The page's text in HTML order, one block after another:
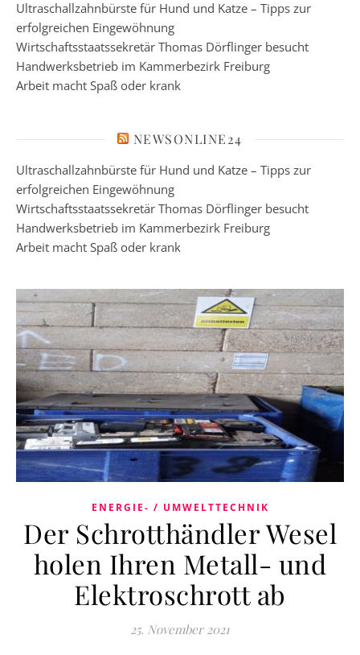
Ultraschallzahnbürste für Hund und Katze – Tipps zur
erfolgreichen Eingewöhnung
Wirtschaftsstaatssekretär Thomas Dörflinger besucht
Handwerksbetrieb im Kammerbezirk Freiburg
Arbeit macht Spaß oder krank
NEWSONLINE24
Ultraschallzahnbürste für Hund und Katze – Tipps zur
erfolgreichen Eingewöhnung
Wirtschaftsstaatssekretär Thomas Dörflinger besucht
Handwerksbetrieb im Kammerbezirk Freiburg
Arbeit macht Spaß oder krank
ENERGIE- / UMWELTTECHNIK
Der Schrotthändler Wesel
holen Ihren Metall- und
Elektroschrott ab
25. November 2021